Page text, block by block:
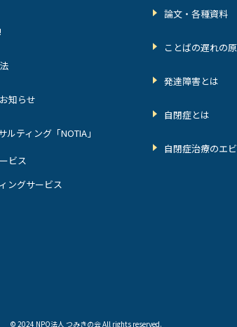
知らせ
ティング「NOTIA」
ビス
ングサービス
論文・各種資料
ことばの遅れの
発達障害とは
自閉症とは
自閉症治療のエ
© 2024 NPO法人 つみきの会 All rights reserved.